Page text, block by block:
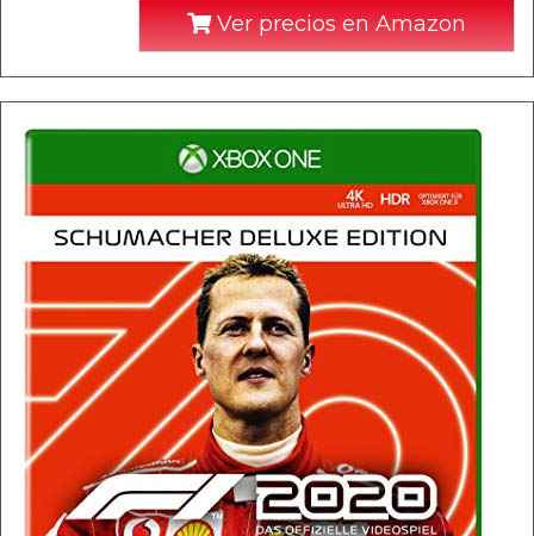
Ver precios en Amazon